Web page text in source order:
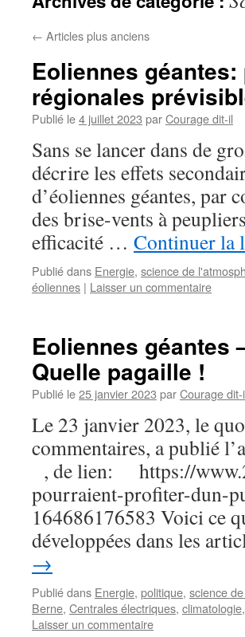
← Articles plus anciens
Eoliennes
régionales
Publié le4 juillet 2023 parCourage dit-il
Sans se lancer dans de
décrire les effets
d’éoliennes géantes, par
des brise-vents à
efficacité … Continuer la
Publié dans Energie, science de
éoliennes | Laisser un commentaire
Eoliennes géantes
Quelle pagaille !
Publié le25 janvier 2023 parCourage dit-
Le 23 janvier 2023, le
commentaires, a publié
, de lien: https://
pourraient-profiter-dun-
164686176583 Voici ce
développées dans les
→
Publié dans Energie, politique, science
Berne, Centrales électriques, climatologie,
Laisser un commentaire